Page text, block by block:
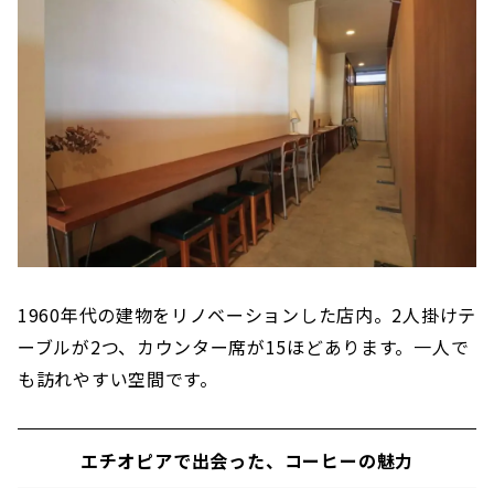
1960年代の建物をリノベーションした店内。2人掛けテ
ーブルが2つ、カウンター席が15ほどあります。一人で
も訪れやすい空間です。
エチオピアで出会った、コーヒーの魅力